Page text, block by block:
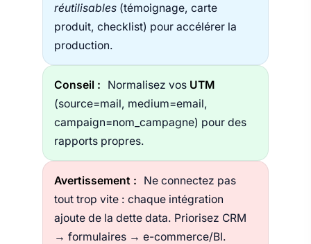
réutilisables (témoignage, carte
produit, checklist) pour accélérer la
production.
Conseil : Normalisez vos UTM
(source=mail, medium=email,
campaign=nom_campagne) pour des
rapports propres.
Avertissement :
Ne connectez pas
tout trop vite : chaque intégration
ajoute de la dette data. Priorisez CRM
→ formulaires → e-commerce/BI.